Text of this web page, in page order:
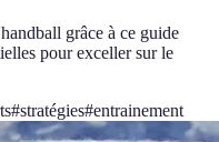
grâce à ce guide
pour exceller sur le
#stratégies#entrainement